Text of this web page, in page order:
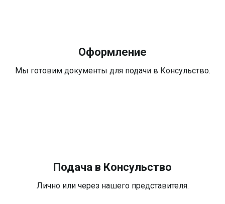
Оформление
Мы готовим документы для подачи в Консульство.
Подача в Консульство
Лично или через нашего представителя.